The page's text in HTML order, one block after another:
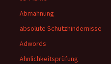
Abmahnung
absolute Schutzhindernisse
Adwords
Ähnlichkeitsprüfung